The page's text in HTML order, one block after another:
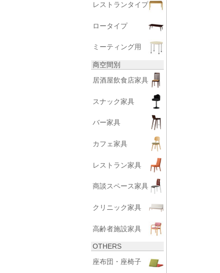
レストランタイプ
ロータイプ
ミーティング用
商空間別
居酒屋飲食店家具
スナック家具
バー家具
カフェ家具
レストラン家具
商談スペース家具
クリニック家具
高齢者施設家具
OTHERS
座布団・座椅子